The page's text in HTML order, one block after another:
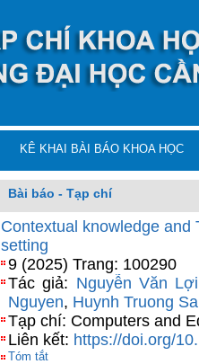
KÊ KHAI BÀI BÁO KHOA HỌC
Bài báo - Tạp chí
Contextual knowledge and
setting
9 (2025) Trang: 100290
Tác giả: Nguyễn Văn Lợi
Nguyen, Huynh Truong
Tạp chí: Computers and
Liên kết: https://doi.org/
Tóm tắt